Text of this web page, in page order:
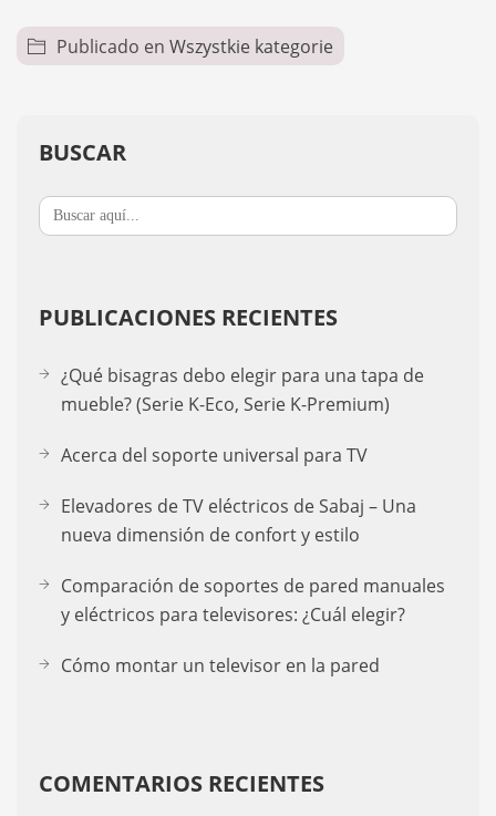
Publicado en Wszystkie kategorie
BUSCAR
Buscar:
PUBLICACIONES RECIENTES
¿Qué bisagras debo elegir para una tapa de
mueble? (Serie K-Eco, Serie K-Premium)
Acerca del soporte universal para TV
Elevadores de TV eléctricos de Sabaj – Una
nueva dimensión de confort y estilo
Comparación de soportes de pared manuales
y eléctricos para televisores: ¿Cuál elegir?
Cómo montar un televisor en la pared
COMENTARIOS RECIENTES